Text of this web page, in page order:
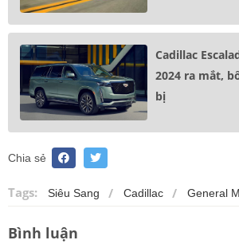
Cadillac
2024 ra mắt,
bị
Chia sẻ
Tags: Siêu Sang Cadillac General
Bình luận